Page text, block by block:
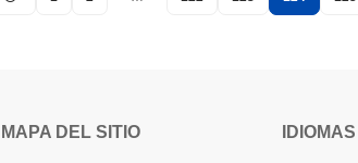
MAPA DEL SITIO IDIOMAS